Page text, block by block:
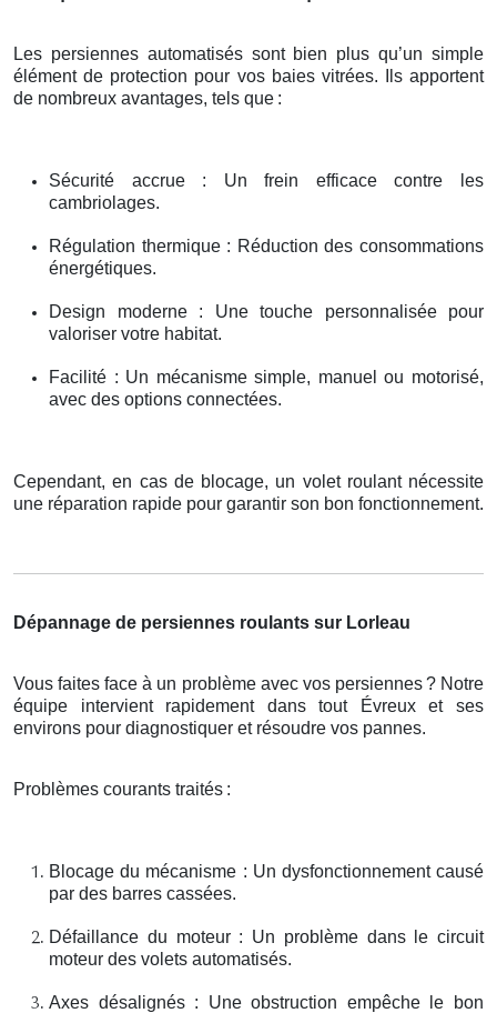
Les persiennes automatisés sont bien plus qu’un simple
élément de protection pour vos baies vitrées. Ils apportent
de nombreux avantages, tels que :
Sécurité accrue : Un frein efficace contre les
cambriolages.
Régulation thermique : Réduction des consommations
énergétiques.
Design moderne : Une touche personnalisée pour
valoriser votre habitat.
Facilité : Un mécanisme simple, manuel ou motorisé,
avec des options connectées.
Cependant, en cas de blocage, un volet roulant nécessite
une réparation rapide pour garantir son bon fonctionnement.
Dépannage de persiennes roulants sur Lorleau
Vous faites face à un problème avec vos persiennes? Notre
équipe intervient rapidement dans tout Évreux et ses
environs pour diagnostiquer et résoudre vos pannes.
Problèmes courants traités :
Blocage du mécanisme : Un dysfonctionnement causé
par des barres cassées.
Défaillance du moteur : Un problème dans le circuit
moteur des volets automatisés.
Axes désalignés : Une obstruction empêche le bon